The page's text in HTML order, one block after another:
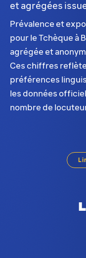
et agrégées
Prévalence et
pour le Tchèque à
agrégée et
Ces chiffres
préférences
les données
nombre de
Distribution du